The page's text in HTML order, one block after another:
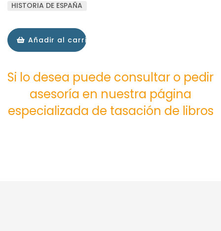
HISTORIA DE ESPAÑA
Añadir al carrito
Si lo desea puede consultar o pedir
asesoría en nuestra página
especializada de tasación de libros